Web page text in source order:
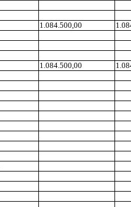
1.084.500,00
1.084.500,00